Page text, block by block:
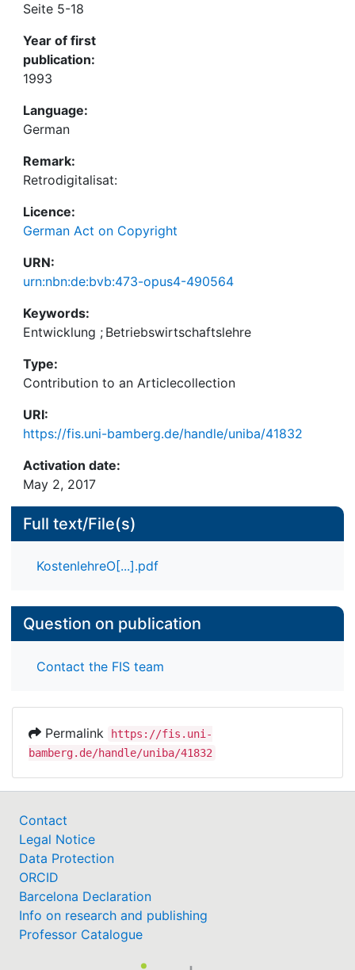
Seite 5-18
Year of first
publication:
1993
Language:
German
Remark:
Retrodigitalisat:
Licence:
German Act on Copyright
URN:
urn:nbn:de:bvb:473-opus4-490564
Keywords:
Entwicklung ; Betriebswirtschaftslehre
Type:
Contribution to an Articlecollection
URI:
https://fis.uni-bamberg.de/handle/uniba/41832
Activation date:
May 2, 2017
Full text/File(s)
KostenlehreO[...].pdf
Question on publication
Contact the FIS team
Permalink
https://fis.uni-
bamberg.de/handle/uniba/41832
Contact
Legal Notice
Data Protection
ORCID
Barcelona Declaration
Info on research and publishing
Professor Catalogue